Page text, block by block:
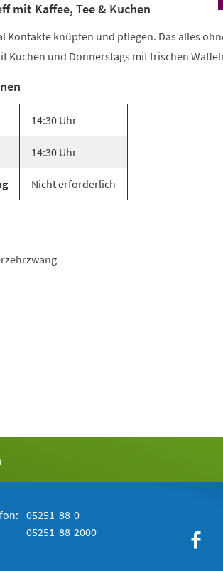
mit Kaffee, Tee & Kuchen
Kontakte knüpfen und pflegen. Das alles
Kuchen und Donnerstags mit frischen
14:30 Uhr
14:30 Uhr
Nicht erforderlich
05251 88-0
05251 88-2000